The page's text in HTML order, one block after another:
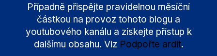
Případně přispějte pravidelnou měsíční
částkou na provoz tohoto blogu a
youtubového kanálu a získejte přístup k
dalšímu obsahu. Viz Podpořte ardit.